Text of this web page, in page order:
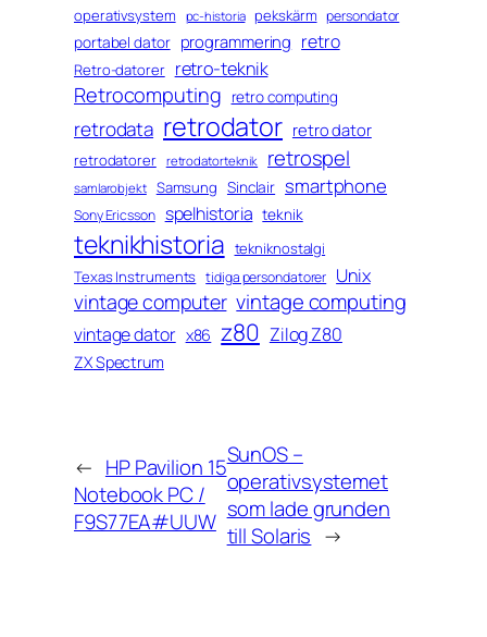
operativsystem pc-historia pekskärm persondator
portabel dator programmering retro
Retro-datorer retro-teknik
Retrocomputing retro computing
retrodata retrodator retro dator
retrodatorer retrodatorteknik retrospel
samlarobjekt Samsung Sinclair smartphone
Sony Ericsson spelhistoria teknik
teknikhistoria tekniknostalgi
Texas Instruments tidiga persondatorer Unix
vintage computer vintage computing
vintage dator x86 z80 Zilog Z80
ZX Spectrum
← HP Pavilion 15
Notebook PC /
F9S77EA#UUW
SunOS –
operativsystemet
som lade grunden
till Solaris →